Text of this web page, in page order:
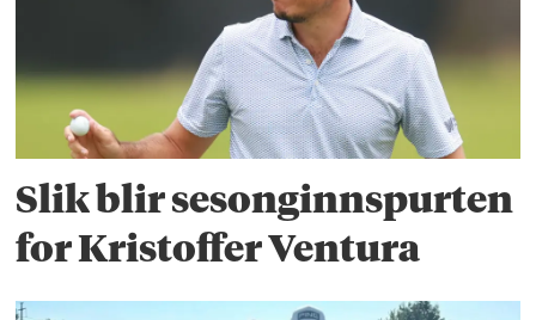
Slik blir sesonginnspurten
for Kristoffer Ventura